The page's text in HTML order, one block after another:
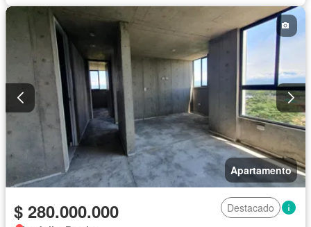
Piscina
Agua
Apartamento
$ 280.000.000
Destacado